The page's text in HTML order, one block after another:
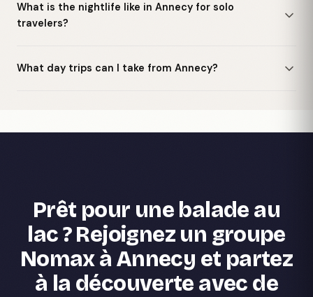
What is the nightlife like in Annecy for solo
travelers?
What day trips can I take from Annecy?
Prêt pour une balade au
lac ? Rejoignez un groupe
Nomax à Annecy et partez
à la découverte avec de